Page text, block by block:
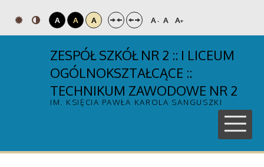
A A A A- A A+
ZESPÓŁ SZKÓŁ NR 2 :: I LICEUM
OGÓLNOKSZTAŁCĄCE ::
TECHNIKUM ZAWODOWE NR 2
IM. KSIĘCIA PAWŁA KAROLA SANGUSZKI